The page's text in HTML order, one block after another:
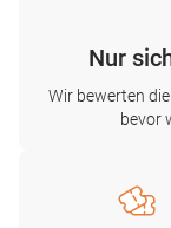
Nur
Wir bewerten
bevor